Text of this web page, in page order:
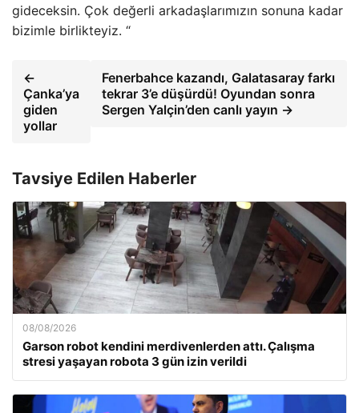
gideceksin. Çok değerli arkadaşlarımızın sonuna kadar
bizimle birlikteyiz. “
←
Çanka’ya
giden
yollar
Fenerbahce kazandı, Galatasaray farkı
tekrar 3’e düşürdü! Oyundan sonra
Sergen Yalçin’den canlı yayın →
Tavsiye Edilen Haberler
08/08/2026
Garson robot kendini merdivenlerden attı. Çalışma
stresi yaşayan robota 3 gün izin verildi